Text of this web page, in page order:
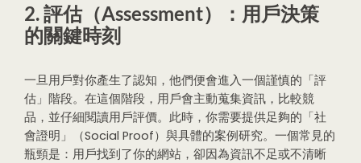
2. 評估（Assessment）：用戶決策
的關鍵時刻
一旦用戶對你產生了認知，他們便會進入一個謹慎的「評
估」階段。在這個階段，用戶會主動蒐集資訊，比較競
品，並仔細閱讀用戶評價。此時，你需要提供足夠的「社
會證明」（Social Proof）與具體的案例研究。一個常見的
瓶頸是：用戶找到了你的網站，卻因為資訊不足或不清晰